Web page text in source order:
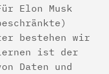
Elon Musk
bestehen wir
ist der
Daten und